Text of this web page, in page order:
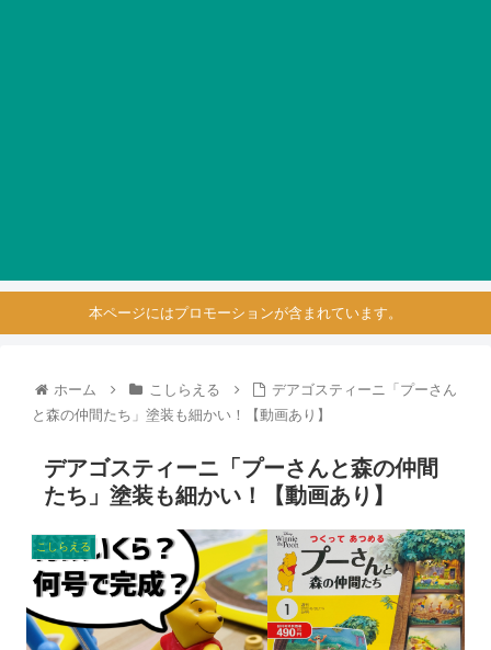
本ページにはプロモーションが含まれています。
ホーム こしらえる
デアゴスティーニ「プーさん
と森の仲間たち」塗装も細かい！【動画あり】
デアゴスティーニ「プーさんと森の仲間
たち」塗装も細かい！【動画あり】
こしらえる